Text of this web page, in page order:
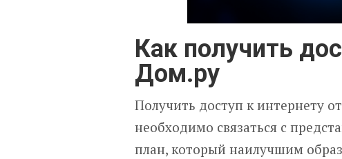
Как получить
Дом.ру
Получить доступ к интернету
необходимо связаться с
план, который наилучшим